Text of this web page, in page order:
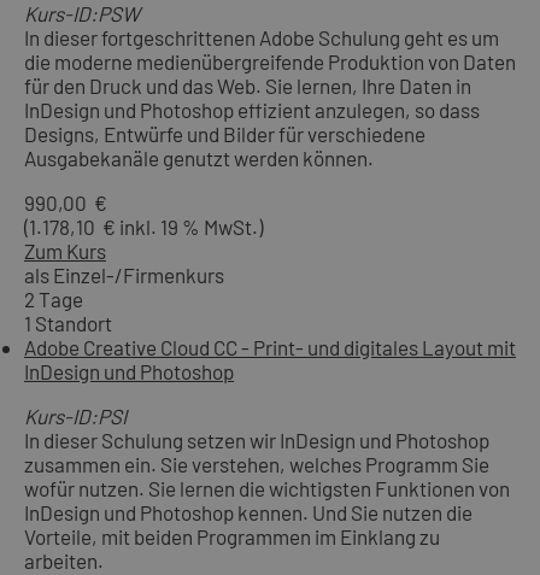
Kurs-ID:PSW
In dieser fortgeschrittenen Adobe Schulung geht es um
die moderne medienübergreifende Produktion von Daten
für den Druck und das Web. Sie lernen, Ihre Daten in
InDesign und Photoshop effizient anzulegen, so dass
Designs, Entwürfe und Bilder für verschiedene
Ausgabekanäle genutzt werden können.
990,00 €
(1.178,10 € inkl. 19 % MwSt.)
Zum Kurs
als Einzel-/Firmenkurs
2 Tage
1 Standort
Adobe Creative Cloud CC - Print- und digitales Layout mit
InDesign und Photoshop
Kurs-ID:PSI
In dieser Schulung setzen wir InDesign und Photoshop
zusammen ein. Sie verstehen, welches Programm Sie
wofür nutzen. Sie lernen die wichtigsten Funktionen von
InDesign und Photoshop kennen. Und Sie nutzen die
Vorteile, mit beiden Programmen im Einklang zu
arbeiten.